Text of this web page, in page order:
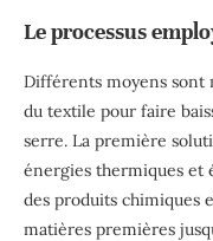
Le processus
Différents moyens sont
du textile pour faire
serre. La première
énergies thermiques et
des produits chimiques
matières premières